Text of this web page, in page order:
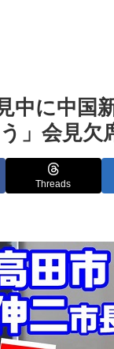
中に中国
」会見欠
Threads